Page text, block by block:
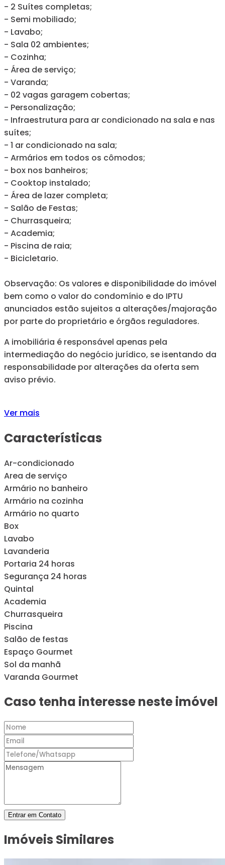
- 2 Suítes completas;
- Semi mobiliado;
- Lavabo;
- Sala 02 ambientes;
- Cozinha;
- Área de serviço;
- Varanda;
- 02 vagas garagem cobertas;
- Personalização;
- Infraestrutura para ar condicionado na sala e nas
suítes;
- 1 ar condicionado na sala;
- Armários em todos os cômodos;
- box nos banheiros;
- Cooktop instalado;
- Área de lazer completa;
- Salão de Festas;
- Churrasqueira;
- Academia;
- Piscina de raia;
- Bicicletario.
Observação: Os valores e disponibilidade do imóvel
bem como o valor do condomínio e do IPTU
anunciados estão sujeitos a alterações/majoração
por parte do proprietário e órgãos reguladores.
A imobiliária é responsável apenas pela
intermediação do negócio jurídico, se isentando da
responsabilidade por alterações da oferta sem
aviso prévio.
Ver mais
Características
Ar-condicionado
Area de serviço
Armário no banheiro
Armário na cozinha
Armário no quarto
Box
Lavabo
Lavanderia
Portaria 24 horas
Segurança 24 horas
Quintal
Academia
Churrasqueira
Piscina
Salão de festas
Espaço Gourmet
Sol da manhã
Varanda Gourmet
Caso tenha interesse neste imóvel
Entrar em Contato
Imóveis Similares